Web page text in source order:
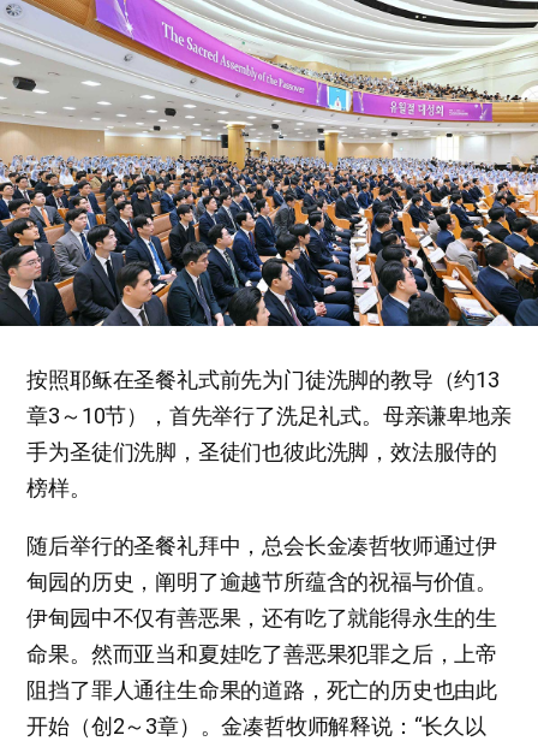
按照耶稣在圣餐礼式前先为门徒洗脚的教导（约13
章3～10节），首先举行了洗足礼式。母亲谦卑地亲
手为圣徒们洗脚，圣徒们也彼此洗脚，效法服侍的
榜样。
随后举行的圣餐礼拜中，总会长金凑哲牧师通过伊
甸园的历史，阐明了逾越节所蕴含的祝福与价值。
伊甸园中不仅有善恶果，还有吃了就能得永生的生
命果。然而亚当和夏娃吃了善恶果犯罪之后，上帝
阻挡了罪人通往生命果的道路，死亡的历史也由此
开始（创2～3章）。金凑哲牧师解释说：“长久以